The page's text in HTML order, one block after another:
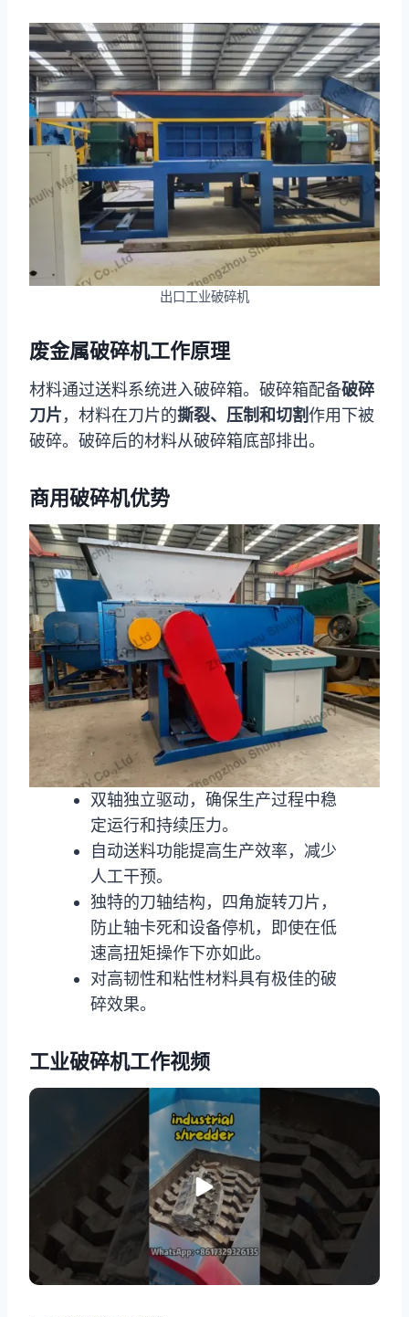
出口工业破碎机
废金属破碎机工作原理
材料通过送料系统进入破碎箱。破碎箱配备破碎
刀片，材料在刀片的撕裂、压制和切割作用下被
破碎。破碎后的材料从破碎箱底部排出。
商用破碎机优势
双轴独立驱动，确保生产过程中稳
定运行和持续压力。
自动送料功能提高生产效率，减少
人工干预。
独特的刀轴结构，四角旋转刀片，
防止轴卡死和设备停机，即使在低
速高扭矩操作下亦如此。
对高韧性和粘性材料具有极佳的破
碎效果。
工业破碎机工作视频